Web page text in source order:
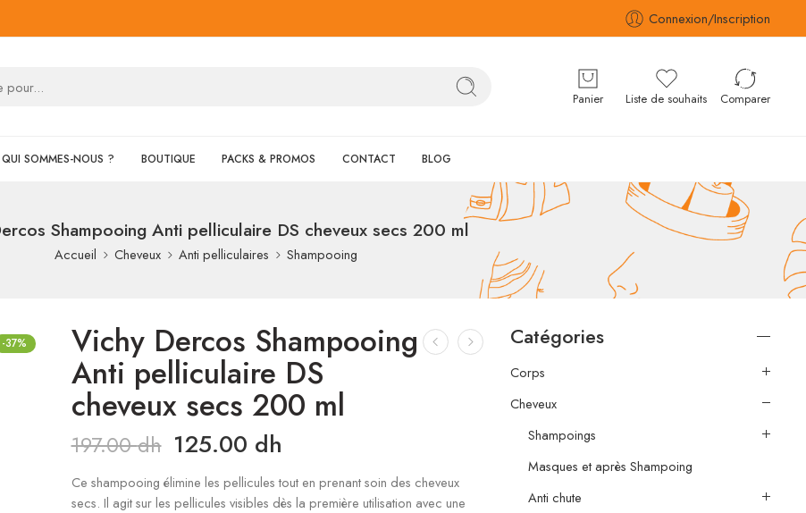
Connexion/Inscription
Panier Liste de souhaits Comparer
QUI SOMMES-NOUS ? BOUTIQUE PACKS & PROMOS CONTACT BLOG
Shampooing Anti pelliculaire DS cheveux secs 200 ml
Accueil Cheveux Anti pelliculaires Shampooing
-37% Vichy Dercos Shampooing
Anti pelliculaire DS
cheveux secs 200 ml
197.00dh 125.00 dh
Ce shampooing élimine les pellicules tout en prenant soin des cheveux
secs. Il agit sur les pellicules visibles dès la première utilisation avec une
Catégories
Corps
Cheveux
Shampoings
Masques et après Shampoing
Anti chute